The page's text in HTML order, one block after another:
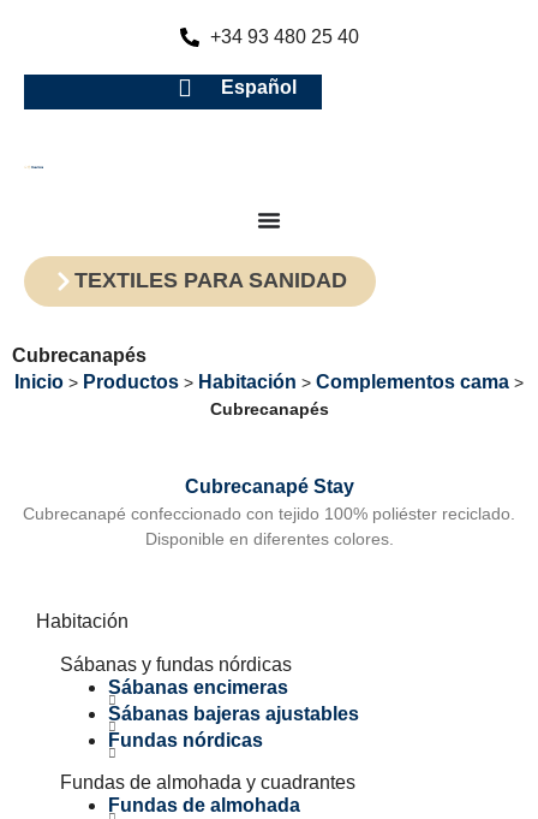
+34 93 480 25 40
Español
TEXTILES PARA SANIDAD
Cubrecanapés
Inicio > Productos > Habitación > Complementos cama >
Cubrecanapés
Cubrecanapé Stay
Cubrecanapé confeccionado con tejido 100% poliéster reciclado.
Disponible en diferentes colores.
Habitación
Sábanas y fundas nórdicas
Sábanas encimeras
Sábanas bajeras ajustables
Fundas nórdicas
Fundas de almohada y cuadrantes
Fundas de almohada